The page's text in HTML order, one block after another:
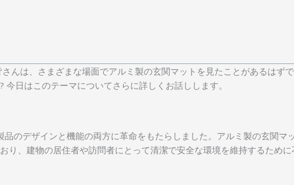
さんは、さまざまな場面でアルミ製の玄関マットを見たことがあるはず
日はこのテーマについてさらに詳しくお話しします。
のデザインと機能の両方に革命をもたらしました。アルミ製の玄関マッ
り、建物の居住者や訪問者にとって清潔で安全な環境を維持するために